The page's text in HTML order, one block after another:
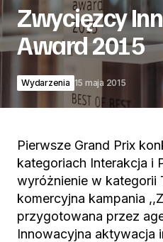
Zwycięzcy
Award 2015
Wydarzenia 15 maja 2015
Pierwsze Grand Prix
kategoriach Interakcja i
wyróżnienie w kategorii
komercyjna kampania
przygotowana przez
Innowacyjna aktywacja